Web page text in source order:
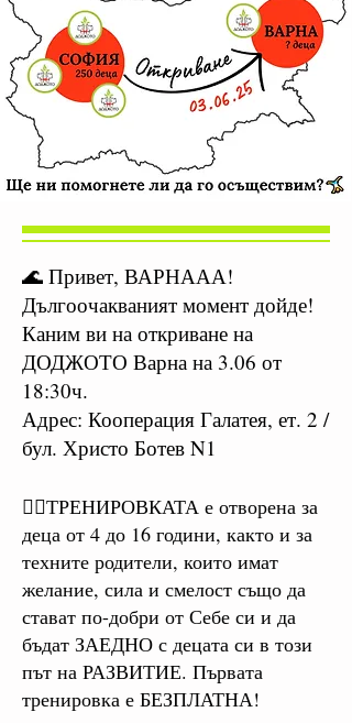
🌊 Привет, ВАРНААА!
Дългоочакваният момент дойде!
Каним ви на откриване на
ДОДЖОТО Варна на 3.06 от
18:30ч.
Адрес: Кооперация Галатея, ет. 2 /
бул. Христо Ботев N1
🤸‍♂️ТРЕНИРОВКАТА е отворена за
деца от 4 до 16 години, както и за
техните родители, които имат
желание, сила и смелост също да
стават по-добри от Себе си и да
бъдат ЗАЕДНО с децата си в този
път на РАЗВИТИЕ. Първата
тренировка е БЕЗПЛАТНА!